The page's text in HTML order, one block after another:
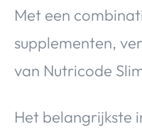
Met een
supplementen,
van Nutricode
Het belangrijkste